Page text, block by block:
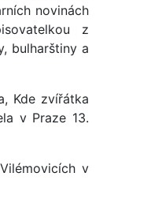
novinách
z
bulharštiny a
Kde zvířátka
v Praze 13.
v